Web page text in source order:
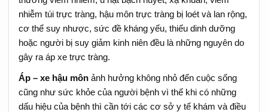
nhiễm túi trực tràng, hậu môn trực tràng bị loét và lan rộng,
cơ thể suy nhược, sức đề kháng yếu, thiếu dinh dưỡng
hoặc người bị suy giảm kinh niên đều là những nguyên do
gây ra áp xe trực tràng.
Áp – xe hậu môn ảnh hưởng không nhỏ đến cuộc sống
cũng như sức khỏe của người bệnh vì thế khi có những
dấu hiệu của bệnh thì cần tới các cơ sở y tế khám và điều